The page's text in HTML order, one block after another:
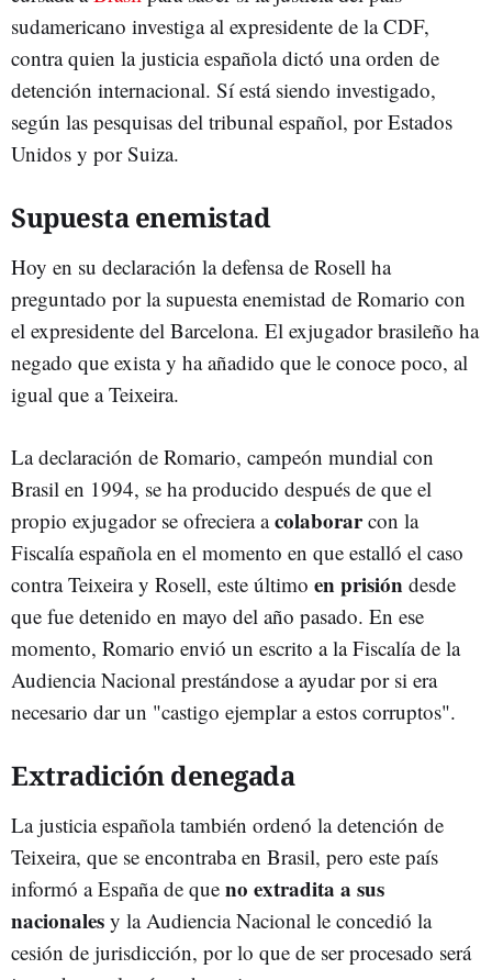
sudamericano investiga al expresidente de la CDF,
contra quien la justicia española dictó una orden de
detención internacional. Sí está siendo investigado,
según las pesquisas del tribunal español, por Estados
Unidos y por Suiza.
Supuesta enemistad
Hoy en su declaración la defensa de Rosell ha
preguntado por la supuesta enemistad de Romario con
el expresidente del Barcelona. El exjugador brasileño ha
negado que exista y ha añadido que le conoce poco, al
igual que a Teixeira.
La declaración de Romario, campeón mundial con
Brasil en 1994, se ha producido después de que el
propio exjugador se ofreciera acolaborarcon la
Fiscalía española en el momento en que estalló el caso
contra Teixeira y Rosell, este último en prisión desde
que fue detenido en mayo del año pasado. En ese
momento, Romario envió un escrito a la Fiscalía de la
Audiencia Nacional prestándose a ayudar por si era
necesario dar un "castigo ejemplar a estos corruptos".
Extradición denegada
La justicia española también ordenó la detención de
Teixeira, que se encontraba en Brasil, pero este país
informó a España de que no extradita a sus
nacionales y la Audiencia Nacional le concedió la
cesión de jurisdicción, por lo que de ser procesado será